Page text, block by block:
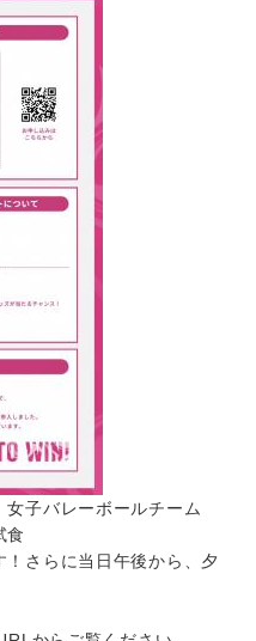
子バレーボールチーム
食
さらに当日午後から、夕